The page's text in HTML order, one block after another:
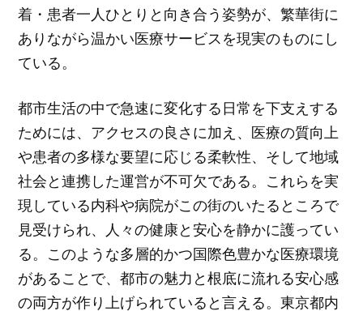
着・患者一人ひとりと向き合う姿勢が、繁華街に
ありながら温かい医療サービスを現実のものにし
ている。
都市生活の中で急速に変化する日常を下支えする
ためには、アクセスの良さに加え、医療の質向上
や患者の多様な要望に応じる柔軟性、そして地域
社会と連携した運営が不可欠である。これらを実
現している内科や病院がこの街のいたるところで
見受けられ、人々の健康と安心を静かに護ってい
る。このような多層的かつ国際色豊かな医療環境
があることで、都市の魅力と根底に流れる安心感
の両方が作り上げられていると言える。東京都内